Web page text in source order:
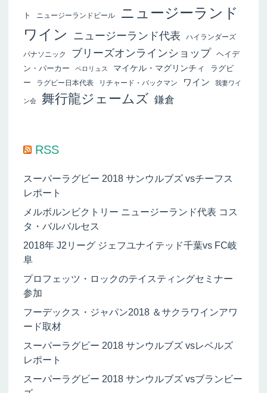
ト ニュージーランドビール
ニュージーランド
ワイン
ニュージーランド代表 ハイランダーズ
パナソニック ブリーズオンラインショップ ヘイデ
ン・パーカー
ペロリュス マイケル・マグリンチィ
ラグビ
ー
ラグビー日本代表 リチャード・バックマン ワイン 我妻ワイ
ン会 舞行龍ジェームズ 鎌倉
RSS
スーパーラグビー 2018 サンウルブズ vsチーフス
レポート
メルボルンビクトリー ニュージーランド代表 コス
タ・バルバルセス
2018年 J2リーグ ジェフユナイテッド千葉vs FC岐
阜
プロフェッツ・ロックのテイスティングセミナー
参加
フーデックス・ジャパン2018 ＆サクラワインアワ
ード取材
スーパーラグビー 2018 サンウルブズ vsレベルズ
レポート
スーパーラグビー 2018 サンウルブズ vsブランビー